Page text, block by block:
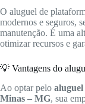
O aluguel de
modernos e seguros,
manutenção. É uma
otimizar recursos e
💡 Vantagens do
Ao optar pelo
Minas – MG, sua